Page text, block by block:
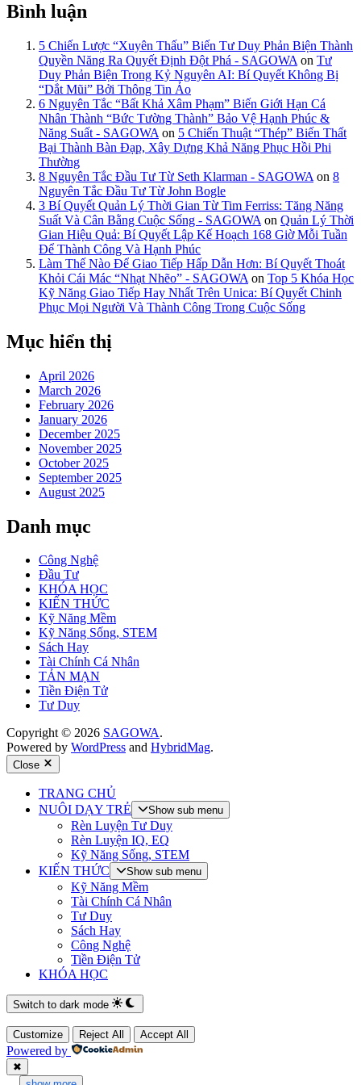
Bình luận
5 Chiến Lược “Xuyên Thấu” Biến Tư Duy Phản Biện Thành
Quyền Năng Ra Quyết Định Đột Phá - SAGOWA on Tư
Duy Phản Biện Trong Kỷ Nguyên AI: Bí Quyết Không Bị
“Dắt Mũi” Bởi Thông Tin Ảo
6 Nguyên Tắc “Bất Khả Xâm Phạm” Biến Giới Hạn Cá
Nhân Thành “Bức Tường Thành” Bảo Vệ Hạnh Phúc &
Năng Suất - SAGOWA on 5 Chiến Thuật “Thép” Biến Thất
Bại Thành Bàn Đạp, Xây Dựng Khả Năng Phục Hồi Phi
Thường
8 Nguyên Tắc Đầu Tư Từ Seth Klarman - SAGOWA on 8
Nguyên Tắc Đầu Tư Từ John Bogle
3 Bí Quyết Quản Lý Thời Gian Từ Tim Ferriss: Tăng Năng
Suất Và Cân Bằng Cuộc Sống - SAGOWA on Quản Lý Thời
Gian Hiệu Quả: Bí Quyết Lập Kế Hoạch 168 Giờ Mỗi Tuần
Để Thành Công Và Hạnh Phúc
Làm Thế Nào Để Giao Tiếp Hấp Dẫn Hơn: Bí Quyết Thoát
Khỏi Cái Mác “Nhạt Nhẽo” - SAGOWA on Top 5 Khóa Học
Kỹ Năng Giao Tiếp Hay Nhất Trên Unica: Bí Quyết Chinh
Phục Mọi Người Và Thành Công Trong Cuộc Sống
Mục hiển thị
April 2026
March 2026
February 2026
January 2026
December 2025
November 2025
October 2025
September 2025
August 2025
Danh mục
Công Nghệ
Đầu Tư
KHÓA HỌC
KIẾN THỨC
Kỹ Năng Mềm
Kỹ Năng Sống, STEM
Sách Hay
Tài Chính Cá Nhân
TẢN MẠN
Tiền Điện Tử
Tư Duy
Copyright © 2026 SAGOWA.
Powered by WordPress and HybridMag.
Close
TRANG CHỦ
NUÔI DẠY TRẺ
Show sub menu
Rèn Luyện Tư Duy
Rèn Luyện IQ, EQ
Kỹ Năng Sống, STEM
KIẾN THỨC
Show sub menu
Kỹ Năng Mềm
Tài Chính Cá Nhân
Tư Duy
Sách Hay
Công Nghệ
Tiền Điện Tử
KHÓA HỌC
Switch to dark mode
Customize Reject All Accept All
Powered by
✖